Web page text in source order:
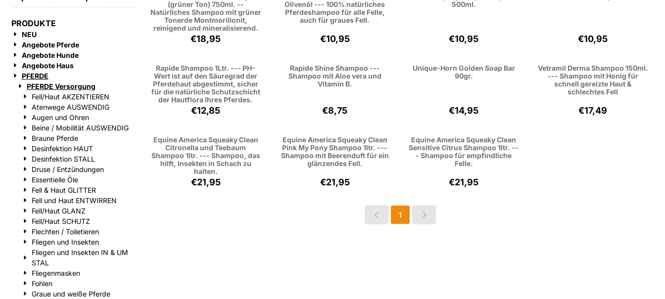
PRODUKTE
NEU
Angebote Pferde
Angebote Hunde
Angebote Haus
PFERDE
PFERDE Versorgung
Fell/Haut AKZENTIEREN
Atenwege AUSWENDIG
Augen und Ohren
Beine / Mobilität AUSWENDIG
Braune Pferde
Desinfektion HAUT
Desinfektion STALL
Druse / Entzündungen
Essentielle Öle
Fell & Haut GLITTER
Fell und Haut ENTWIRREN
Fell/Haut GLANZ
Fell/Haut SCHUTZ
Flechten / Toiletieren
Fliegen und Insekten
Fliegen und Insekten IN & UM
STAL
Fliegenmasken
Fohlen
Graue und weiße Pferde
(grüner Ton) 750ml. --
Natürliches Shampoo mit grüner
Tonerde Montmorillonit,
reinigend und mineralisierend.
Preis: 18,95, ohne MwSt.: 15,66
€18,95
Olivenöl --- 100% natürliches
Pferdeshampoo für alle Felle,
auch für graues Fell.
Preis: 10,95, ohne MwSt.: 9,05
€10,95
500ml.
Preis: 10,95, ohne MwSt.: 9,05
€10,95 Preis: 10,95, ohne
€10,95
Rapide Shampoo 1Ltr. --- PH-
Wert ist auf den Säuregrad der
Pferdehaut abgestimmt, sicher
für die natürliche Schutzschicht
der Hautflora Ihres Pferdes.
Preis: 12,85, ohne MwSt.: 10,62
€12,85
Rapide Shine Shampoo ---
Shampoo mit Aloe vera und
Vitamin B.
Preis: 8,75, ohne MwSt.: 7,23
€8,75
Unique-Horn Golden Soap Bar
90gr.
Preis: 14,95, ohne MwSt.: 12,36
€14,95
Vetramil Derma Shampoo 150ml.
--- Shampoo mit Honig für
schnell gereizte Haut &
schlechtes Fell
Preis: 17,49, ohne
€17,49
Equine America Squeaky Clean
Citronella und Teebaum
Shampoo 1ltr. --- Shampoo, das
hilft, Insekten in Schach zu
halten.
Preis: 21,95, ohne MwSt.: 18,14
€21,95
Equine America Squeaky Clean
Pink My Pony Shampoo 1ltr. ---
Shampoo mit Beerenduft für ein
glänzendes Fell.
Preis: 21,95, ohne MwSt.: 18,14
€21,95
Equine America Squeaky Clean
Sensitive Citrus Shampoo 1ltr. --
- Shampoo für empfindliche
Felle.
Preis: 21,95, ohne MwSt.: 18,14
€21,95
1